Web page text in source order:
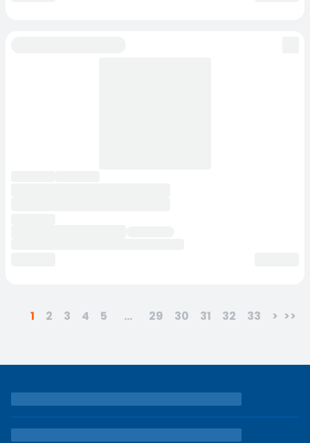
1 2 3 4 5 ... 29 30 31 32 33 > >>